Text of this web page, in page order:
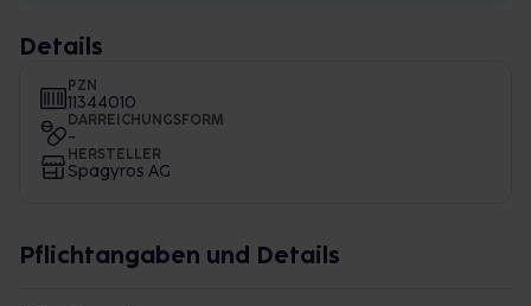
Details
PZN
11344010
DARREICHUNGSFORM
-
HERSTELLER
Spagyros AG
Pflichtangaben und Details